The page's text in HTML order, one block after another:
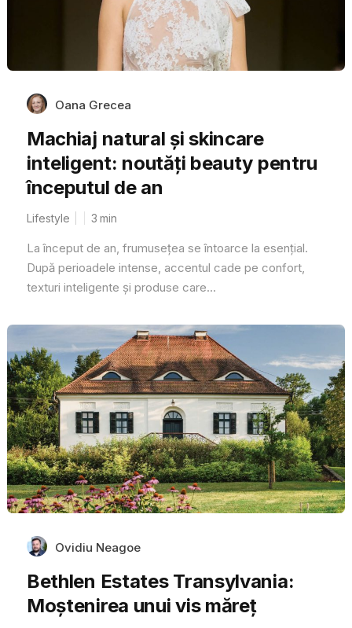
Oana Grecea
Machiaj natural și skincare
inteligent: noutăți beauty pentru
începutul de an
Lifestyle 3 min
La început de an, frumusețea se întoarce la esențial.
După perioadele intense, accentul cade pe confort,
texturi inteligente și produse care...
Ovidiu Neagoe
Bethlen Estates Transylvania:
Moștenirea unui vis măreț